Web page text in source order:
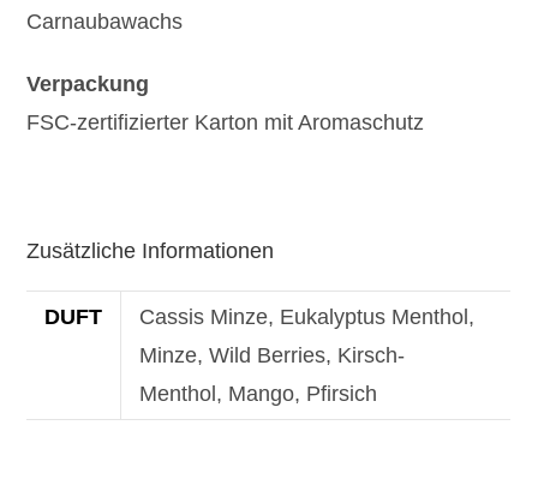
Carnaubawachs
Verpackung
FSC-zertifizierter Karton mit Aromaschutz
Zusätzliche Informationen
DUFT
Cassis Minze, Eukalyptus Menthol,
Minze, Wild Berries, Kirsch-
Menthol, Mango, Pfirsich